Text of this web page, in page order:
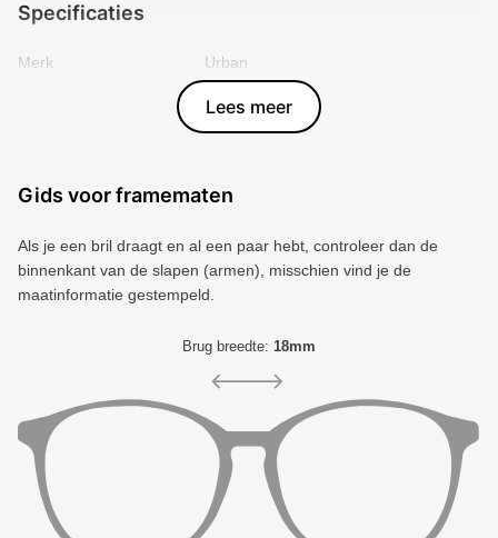
Specificaties
Merk
Urban
Artikelnummer
9009507561725
Lees meer
Gids voor framematen
Als je een bril draagt ​​en al een paar hebt, controleer dan de
binnenkant van de slapen (armen), misschien vind je de
maatinformatie gestempeld.
Brug breedte: 18mm